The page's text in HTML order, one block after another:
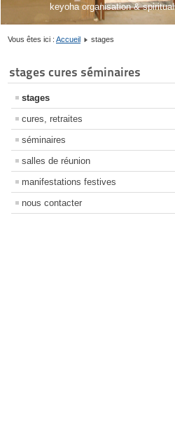
keyoha organisation &
Vous êtes ici : Accueil stages
stages cures séminaires
stages
cures, retraites
séminaires
salles de réunion
manifestations festives
nous contacter